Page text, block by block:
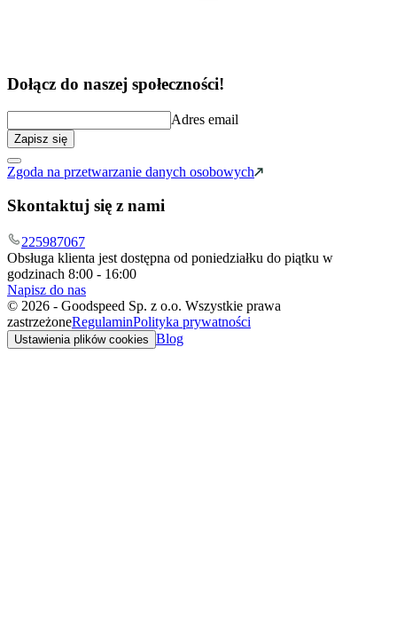
Dołącz do naszej społeczności!
Adres email
Zapisz się
Zgoda na przetwarzanie danych osobowych
Skontaktuj się z nami
225987067
Obsługa klienta jest dostępna od poniedziałku do piątku w
godzinach 8:00 - 16:00
Napisz do nas
© 2026 - Goodspeed Sp. z o.o. Wszystkie prawa
zastrzeżoneRegulaminPolityka prywatności
Ustawienia plików cookies Blog